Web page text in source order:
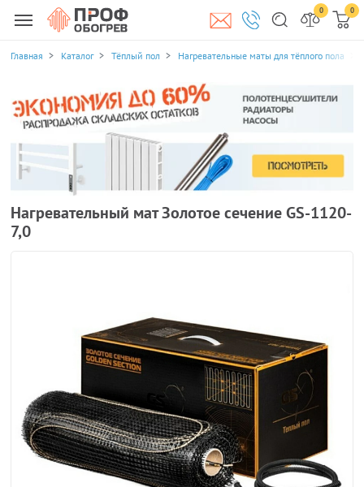
0 0
Главная Каталог Тёплый пол Нагревательные маты для тёплого пола
Нагревательный мат Золотое сечение GS-1120-
7,0